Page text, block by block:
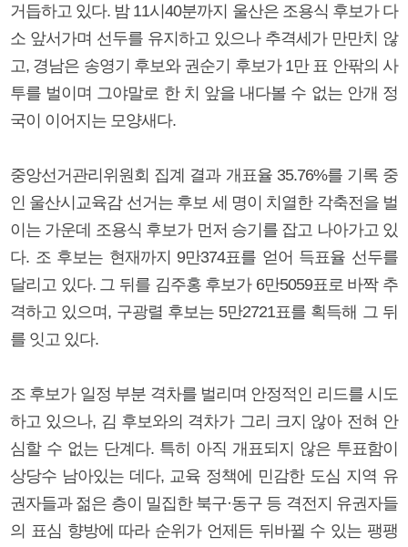
거듭하고 있다. 밤 11시40분까지 울산은 조용식 후보가 다
소 앞서가며 선두를 유지하고 있으나 추격세가 만만치 않
고, 경남은 송영기 후보와 권순기 후보가 1만 표 안팎의 사
투를 벌이며 그야말로 한 치 앞을 내다볼 수 없는 안개 정
국이 이어지는 모양새다.
중앙선거관리위원회 집계 결과 개표율 35.76%를 기록 중
인 울산시교육감 선거는 후보 세 명이 치열한 각축전을 벌
이는 가운데 조용식 후보가 먼저 승기를 잡고 나아가고 있
다. 조 후보는 현재까지 9만374표를 얻어 득표율 선두를
달리고 있다. 그 뒤를 김주홍 후보가 6만5059표로 바짝 추
격하고 있으며, 구광렬 후보는 5만2721표를 획득해 그 뒤
를 잇고 있다.
조 후보가 일정 부분 격차를 벌리며 안정적인 리드를 시도
하고 있으나, 김 후보와의 격차가 그리 크지 않아 전혀 안
심할 수 없는 단계다. 특히 아직 개표되지 않은 투표함이
상당수 남아있는 데다, 교육 정책에 민감한 도심 지역 유
권자들과 젊은 층이 밀집한 북구·동구 등 격전지 유권자들
의 표심 향방에 따라 순위가 언제든 뒤바뀔 수 있는 팽팽